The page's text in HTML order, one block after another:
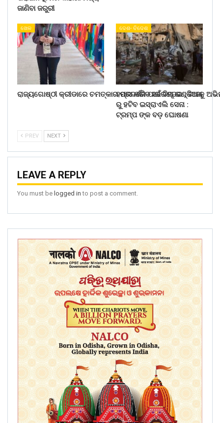
ଜାଣିବା ଜରୁରୀ
ଖେଳ
ରାଜ୍ୟଗୋଷ୍ଠୀ କ୍ରୀଡାରେ ଚମତ୍କାର ପ୍ରଦର୍ଶନ ପାଇଁ ଟିମ୍ ଇଣ୍ଡିଆକୁ
ଦେଶ- ବିଦେଶ
ହମାସ କରିବ ସରେଣ୍ଡର , ଗାଜା
ରୁ ହଟିବ ଇସ୍ରାଏଲି ସେନା :
ଟ୍ରମ୍ପ ଙ୍କ ବଡ଼ ଘୋଷଣା
PREV NEXT
LEAVE A REPLY
You must be logged in to post a comment.